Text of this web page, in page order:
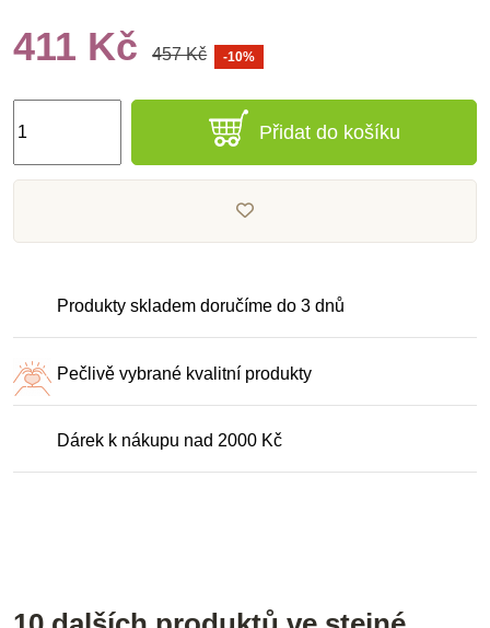
411 Kč 457 Kč -10%
Přidat do košíku
Produkty skladem doručíme do 3 dnů
Pečlivě vybrané kvalitní produkty
Dárek k nákupu nad 2000 Kč